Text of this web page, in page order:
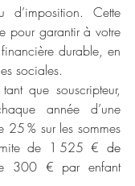
Cette
pour garantir à votre
durable, en
sociales.
que souscripteur,
année d’une
25 % sur les sommes
de 1 525 € de
300 € par enfant